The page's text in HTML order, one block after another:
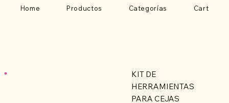
Home Productos Categorías Cart
KIT DE
HERRAMIENTAS
PARA CEJAS